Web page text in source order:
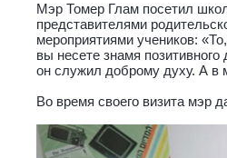
Мэр Томер Глам посетил
представителями
мероприятиями учеников:
вы несете знамя
он служил доброму духу. А в
Во время своего визита мэр